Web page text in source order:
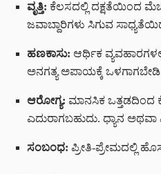
ವೃತ್ತಿ: ಕೆಲಸದಲ್ಲಿ ದಕ್ಷತೆಯಿಂದ
ಜವಾಬ್ದಾರಿಗಳು ಸಿಗುವ
ಹಣಕಾಸು: ಆರ್ಥಿಕ
ಅನಗತ್ಯ ಅಪಾಯಕ್ಕೆ
ಆರೋಗ್ಯ: ಮಾನಸಿಕ ಒತ್ತಡದಿಂದ
ಎದುರಾಗಬಹುದು. ಧ್ಯಾನ
ಸಂಬಂಧ: ಪ್ರೀತಿ-ಪ್ರೇಮದಲ್ಲಿ